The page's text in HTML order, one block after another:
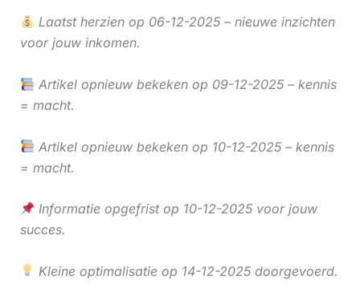
Laatst herzien op 06-12-2025 – nieuwe inzichten
voor jouw inkomen.
Artikel opnieuw bekeken op 09-12-2025 – kennis
= macht.
Artikel opnieuw bekeken op 10-12-2025 – kennis
= macht.
Informatie opgefrist op 10-12-2025 voor jouw
succes.
Kleine optimalisatie op 14-12-2025 doorgevoerd.